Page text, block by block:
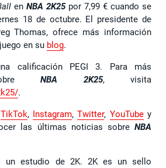
en NBA 2K25por 7,99 € cuando se
18 de octubre. El presidente de
Thomas, ofrece más información
en su blog.
calificación PEGI 3. Para más
NBA 2K25, visita
.
TikTok, Instagram,Twitter, YouTubey
las últimas noticias sobre NBA
un estudio de 2K. 2K es un sello